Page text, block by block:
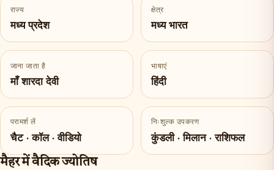
राज्य
मध्य प्रदेश
क्षेत्र
मध्य भारत
जाना जाता है
माँ शारदा देवी
भाषाएं
हिंदी
परामर्श लें
चैट · कॉल · वीडियो
निःशुल्क उपकरण
कुंडली · मिलान · राशिफल
मैहर में वैदिक ज्योतिष